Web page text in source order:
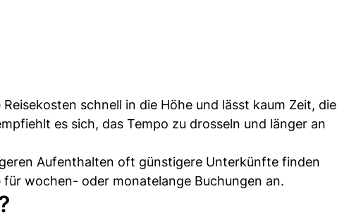
schnell in die Höhe und lässt kaum Zeit, die
es sich, das Tempo zu drosseln und länger an
Aufenthalten oft günstigere Unterkünfte finden
wochen- oder monatelange Buchungen an.